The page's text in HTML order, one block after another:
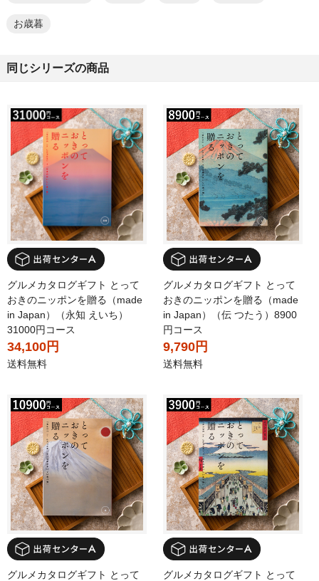
お歳暮
同じシリーズの商品
グルメカタログギフト とって
おきのニッポンを贈る（made
in Japan）（永知 えいち）
31000円コース
34,100円
送料無料
グルメカタログギフト とって
おきのニッポンを贈る（made
in Japan）（伝 つたう）8900
円コース
9,790円
送料無料
グルメカタログギフト とって
グルメカタログギフト とって